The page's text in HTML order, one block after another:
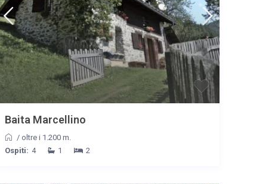
Baita Marcellino
/ oltre i 1.200 m.
Ospiti: 4 1 2